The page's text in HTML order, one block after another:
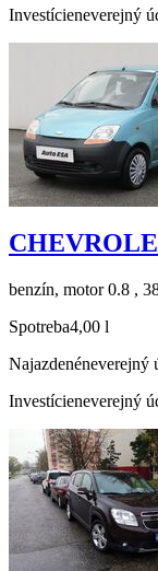
Investícieneverejný
benzín, motor 0.8 ,
Spotreba4,00 l
Najazdenéneverejný
Investícieneverejný